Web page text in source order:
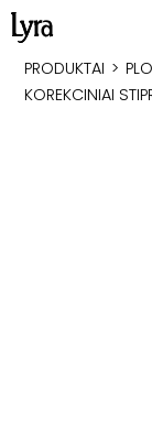
PRODUKTAI >
KOREKCINIAI